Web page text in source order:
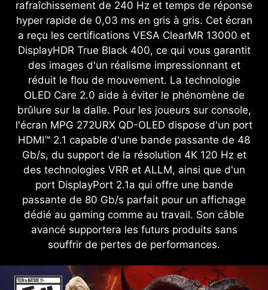
rafraîchissement de 240 Hz et temps de réponse
hyper rapide de 0,03 ms en gris à gris. Cet écran
a reçu les certifications VESA ClearMR 13000 et
DisplayHDR True Black 400, ce qui vous garantit
des images d'un réalisme impressionnant et
réduit le flou de mouvement. La technologie
OLED Care 2.0 aide à éviter le phénomène de
brûlure sur la dalle. Pour les joueurs sur console,
l'écran MPG 272URX QD-OLED dispose d'un port
HDMI™ 2.1 capable d'une bande passante de 48
Gb/s, du support de la résolution 4K 120 Hz et
des technologies VRR et ALLM, ainsi que d'un
port DisplayPort 2.1a qui offre une bande
passante de 80 Gb/s parfait pour un affichage
dédié au gaming comme au travail. Son câble
avancé supportera les futurs produits sans
souffrir de pertes de performances.